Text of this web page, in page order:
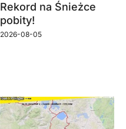
Rekord na Śnieżce
pobity!
2026-08-05